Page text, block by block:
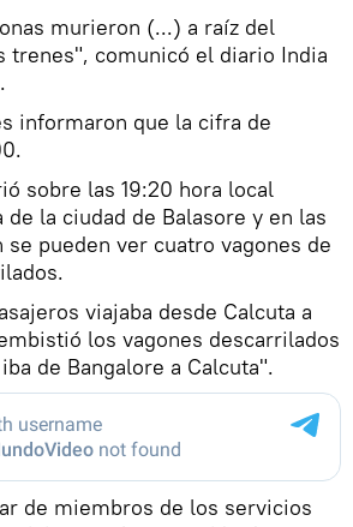
murieron (...) a raíz del
trenes", comunicó el diario India
informaron que la cifra de
sobre las 19:20 hora local
de la ciudad de Balasore y en las
pueden ver cuatro vagones de
viajaba desde Calcuta a
los vagones descarrilados
de Bangalore a Calcuta".
de miembros de los servicios